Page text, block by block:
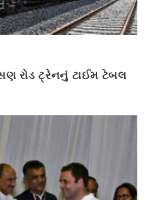
રોડ ટ્રેનનું ટાઈમ ટેબલ